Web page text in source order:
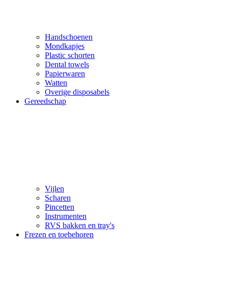
Handschoenen
Mondkapjes
Plastic schorten
Dental towels
Papierwaren
Watten
Overige disposabels
Gereedschap
Vijlen
Scharen
Pincetten
Instrumenten
RVS bakken en tray's
Frezen en toebehoren